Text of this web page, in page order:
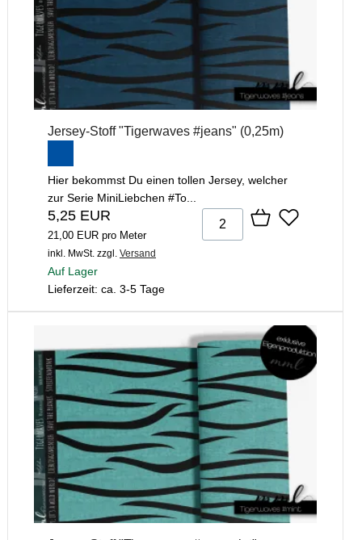
Jersey-Stoff "Tigerwaves #jeans" (0,25m)
Hier bekommst Du einen tollen Jersey, welcher
zur Serie MiniLiebchen #To...
5,25 EUR
21,00 EUR pro Meter
inkl. MwSt. zzgl. Versand
Auf Lager
Lieferzeit: ca. 3-5 Tage